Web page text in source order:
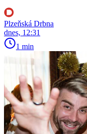
Plzeňská Drbna
dnes, 12:31
1 min